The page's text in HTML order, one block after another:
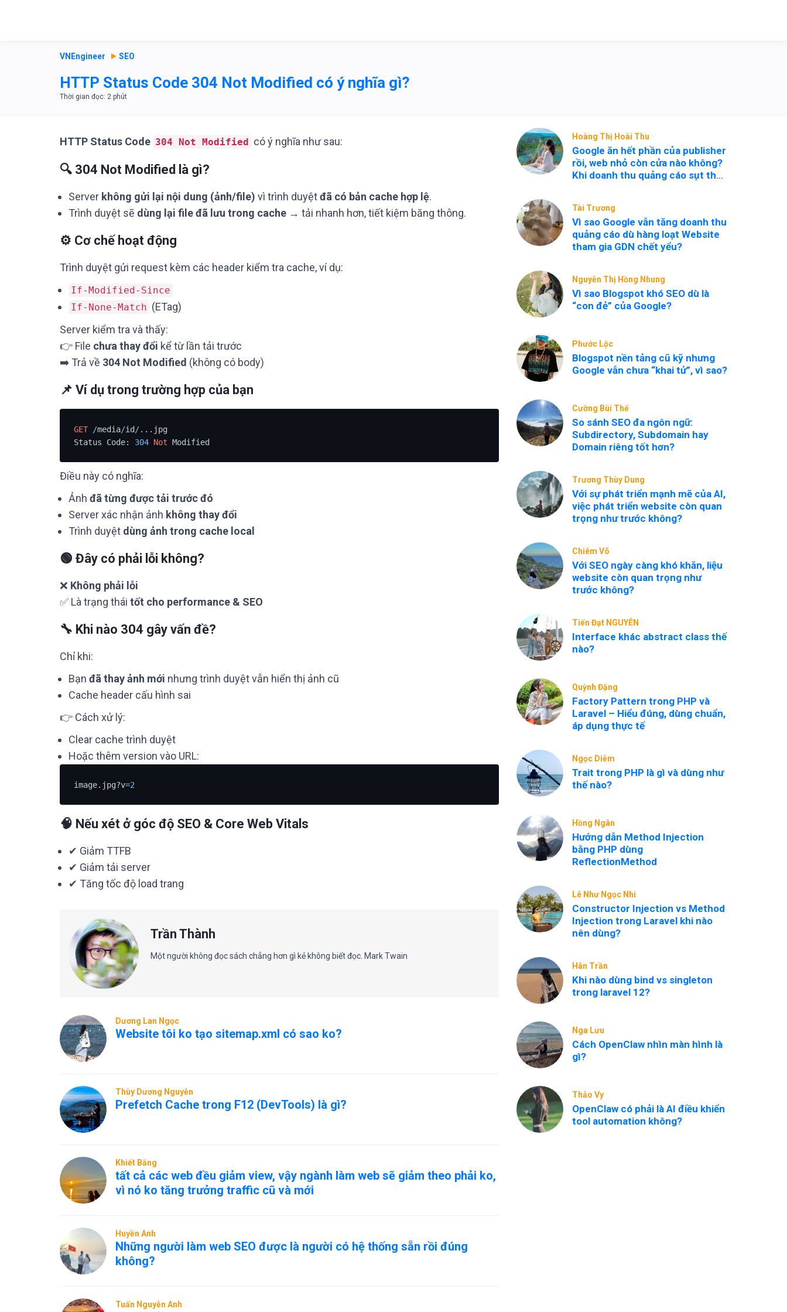
VNEngineer SEO
HTTP Status Code 304 Not Modified có ý nghĩa gì?
HTTP Status Code 304 Not Modified có ý nghĩa như sau:
🔍 304 Not Modified là gì?
Server không gửi lại nội dung (ảnh/file) vì trình duyệtđã có bản cache hợp lệ.
Trình duyệt sẽ dùng lại file đã lưu trong cache → tải nhanh hơn, tiết kiệm băng thông.
⚙️ Cơ chế hoạt động
Trình duyệt gửi request kèm các header kiểm tra cache, ví dụ:
If-Modified-Since
If-None-Match (ETag)
Server kiểm tra và thấy:
👉 File chưa thay đổi kể từ lần tải trước
➡️ Trả về 304 Not Modified (không có body)
📌 Ví dụ trong trường hợp của bạn
GET /media/id/...jpg
Status Code: 304 Not Modified
Điều này có nghĩa:
Ảnh đã từng được tải trước đó
Server xác nhận ảnh không thay đổi
Trình duyệt dùng ảnh trong cache local
🟢 Đây có phải lỗi không?
❌ Không phải lỗi
✅ Là trạng thái tốt cho performance & SEO
🔧 Khi nào 304 gây vấn đề?
Chỉ khi:
Bạn đã thay ảnh mới nhưng trình duyệt vẫn hiển thị ảnh cũ
Cache header cấu hình sai
👉 Cách xử lý:
Clear cache trình duyệt
Hoặc thêm version vào URL:
image.jpg?v=2
🧠 Nếu xét ở góc độ SEO & Core Web Vitals
✔ Giảm TTFB
✔ Giảm tải server
✔ Tăng tốc độ load trang
Trần Thành
Một người không đọc sách chẳng hơn gì kẻ không biết đọc. Mark Twain
Dương Lan Ngọc
Website tôi ko tạo sitemap.xml có sao ko?
Thùy Dương Nguyễn
Prefetch Cache trong F12 (DevTools) là gì?
Khiết Băng
tất cả các web đều giảm view, vậy ngành làm web sẽ giảm theo phải ko,
vì nó ko tăng trưởng traffic cũ và mới
Huyền Anh
Những người làm web SEO được là người có hệ thống sẵn rồi đúng
không?
Tuấn Nguyễn Anh
Hoàng Thị Hoài Thu
Google ăn hết phần của publisher
rồi, web nhỏ còn cửa nào không?
Khi doanh thu quảng cáo sụt thê
AdSense, web nhỏ có thể chuyển
hướng ra sao?
Tài Trương
Vì sao Google vẫn tăng doanh thu
quảng cáo dù hàng loạt Website
tham gia GDN chết yểu?
Nguyễn Thị Hồng Nhung
Vì sao Blogspot khó SEO dù là
“con đẻ” của Google?
Phước Lộc
Blogspot nền tảng cũ kỹ nhưng
Google vẫn chưa “khai tử”, vì sao?
Cường Bùi Thế
So sánh SEO đa ngôn ngữ:
Subdirectory, Subdomain hay
Domain riêng tốt hơn?
Trương Thùy Dung
Với sự phát triển mạnh mẽ của AI,
việc phát triển website còn quan
trọng như trước không?
Chiêm Võ
Với SEO ngày càng khó khăn, liệu
website còn quan trọng như
trước không?
Tiến Đạt NGUYỄN
Interface khác abstract class thế
nào?
Quỳnh Đặng
Factory Pattern trong PHP và
Laravel – Hiểu đúng, dùng chuẩn,
áp dụng thực tế
Ngọc Diễm
Trait trong PHP là gì và dùng như
thế nào?
Hồng Ngân
Hướng dẫn Method Injection
bằng PHP dùng
ReflectionMethod
Lê Như Ngọc Nhi
Constructor Injection vs Method
Injection trong Laravel khi nào
nên dùng?
Hân Trần
Khi nào dùng bind vs singleton
trong laravel 12?
Nga Lưu
Cách OpenClaw nhìn màn hình là
gì?
Thảo Vy
OpenClaw có phải là AI điều khiển
tool automation không?